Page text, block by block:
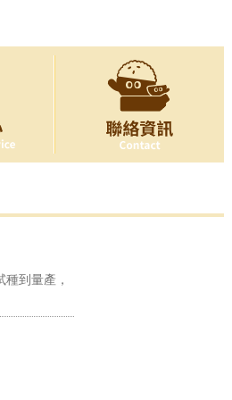
到量產，